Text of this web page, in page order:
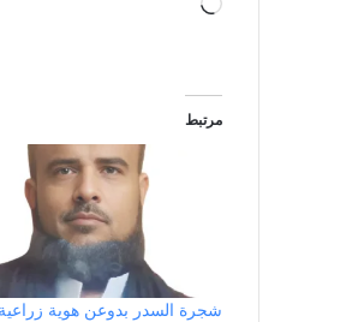
مرتبط
شجرة السدر بدوعن هوية زراعية